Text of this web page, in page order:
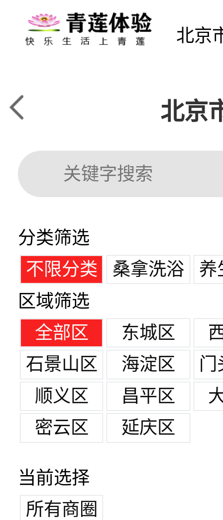
北京
北京
分类筛选
不限分类
桑拿洗浴
养
区域筛选
全部区
东城区
石景山区
海淀区
门
顺义区
昌平区
密云区
延庆区
当前选择
所有商圈